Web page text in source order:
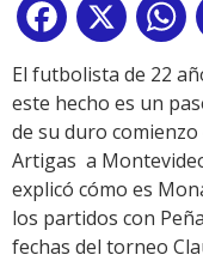
Facebook
X
El futbolista de 22
este hecho es un
de su duro
Artigas a
explicó cómo es
los partidos con
fechas del torneo